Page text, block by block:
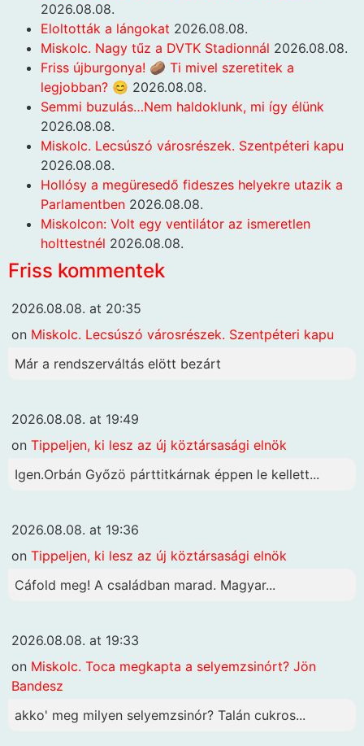
2026.08.08.
Eloltották a lángokat 2026.08.08.
Miskolc. Nagy tűz a DVTK Stadionnál 2026.08.08.
Friss újburgonya! 🥔 Ti mivel szeretitek a
legjobban? 😊 2026.08.08.
Semmi buzulás…Nem haldoklunk, mi így élünk
2026.08.08.
Miskolc. Lecsúszó városrészek. Szentpéteri kapu
2026.08.08.
Hollósy a megüresedő fideszes helyekre utazik a
Parlamentben 2026.08.08.
Miskolcon: Volt egy ventilátor az ismeretlen
holttestnél 2026.08.08.
Friss kommentek
2026.08.08. at 20:35
on Miskolc. Lecsúszó városrészek. Szentpéteri kapu
Már a rendszerváltás elött bezárt
2026.08.08. at 19:49
on Tippeljen, ki lesz az új köztársasági elnök
Igen.Orbán Győzö párttitkárnak éppen le kellett...
2026.08.08. at 19:36
on Tippeljen, ki lesz az új köztársasági elnök
Cáfold meg! A családban marad. Magyar...
2026.08.08. at 19:33
on Miskolc. Toca megkapta a selyemzsinórt? Jön
Bandesz
akko' meg milyen selyemzsinór? Talán cukros...